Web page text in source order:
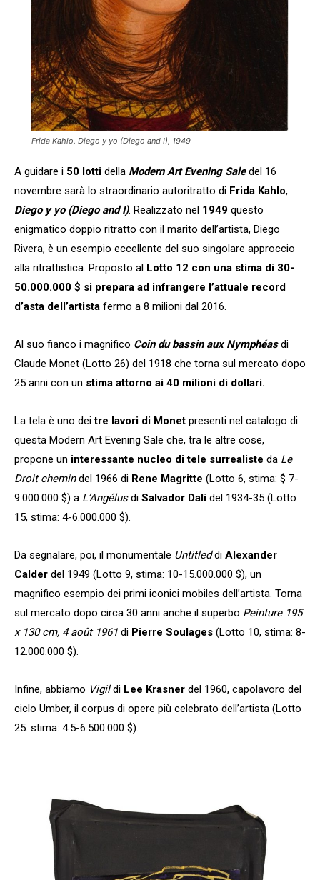
Frida Kahlo, Diego y yo (Diego and I) , 1949
A guidare i 50 lotti della Modern Art Evening Saledel 16
novembre sarà lo straordinario autoritratto di Frida Kahlo,
Diego y yo (Diego and I). Realizzato nel 1949 questo
enigmatico doppio ritratto con il marito dell’artista, Diego
Rivera, è un esempio eccellente del suo singolare approccio
alla ritrattistica. Proposto al Lotto 12 con una stima di 30-
50.000.000 $ si prepara ad infrangere l’attuale record
d’asta dell’artista fermo a 8 milioni dal 2016.
Al suo fianco i magnifico Coin du bassin aux Nymphéasdi
Claude Monet (Lotto 26) del 1918 che torna sul mercato dopo
25 anni con un stima attorno ai 40 milioni di dollari.
La tela è uno deitre lavori di Monet presenti nel catalogo di
questa Modern Art Evening Sale che, tra le altre cose,
propone un interessante nucleo di tele surrealiste da Le
Droit chemindel 1966 di Rene Magritte (Lotto 6, stima: $ 7-
9.000.000 $) a L’Angélusdi Salvador Dalídel 1934-35 (Lotto
15, stima: 4-6.000.000 $).
Da segnalare, poi, il monumentale Untitleddi Alexander
Calder del 1949 (Lotto 9, stima: 10-15.000.000 $), un
magnifico esempio dei primi iconici mobiles dell’artista. Torna
sul mercato dopo circa 30 anni anche il superbo Peinture 195
x 130 cm, 4 août 1961 di Pierre Soulages (Lotto 10, stima: 8-
12.000.000 $).
Infine, abbiamo Vigildi Lee Krasner del 1960, capolavoro del
ciclo Umber, il corpus di opere più celebrato dell’artista (Lotto
25. stima: 4.5-6.500.000 $).